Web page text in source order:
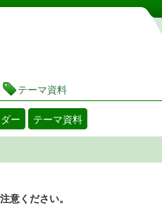
システム
テーマ資料
ー テーマ資料
意ください。